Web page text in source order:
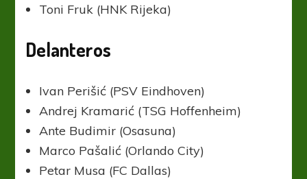
Toni Fruk (HNK Rijeka)
Delanteros
Ivan Perišić (PSV Eindhoven)
Andrej Kramarić (TSG Hoffenheim)
Ante Budimir (Osasuna)
Marco Pašalić (Orlando City)
Petar Musa (FC Dallas)